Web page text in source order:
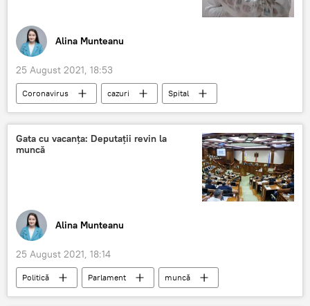
Alina Munteanu
25 August 2021, 18:53
Coronavirus cazuri
Spital
decese
COVID-19
Gata cu vacanța: Deputații revin la
muncă
Alina Munteanu
25 August 2021, 18:14
Politică Parlament
muncă
ședință
deputați vacanță